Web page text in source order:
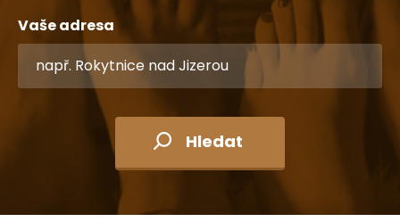
Vaše adresa
Hledat